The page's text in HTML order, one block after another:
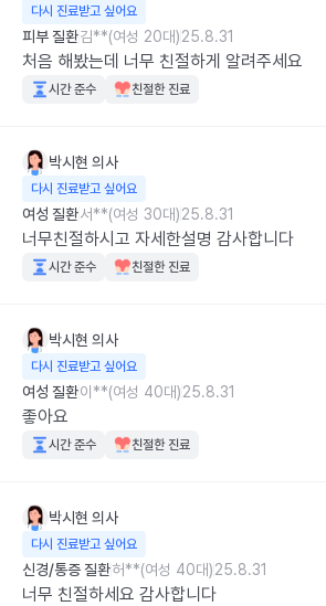
다시 진료받고 싶어요
피부 질환김**(여성 20대)25.8.31
처음 해봤는데 너무 친절하게 알려주세요
시간 준수 친절한 진료
박시현 의사
다시 진료받고 싶어요
여성 질환서**(여성 30대)25.8.31
너무친절하시고 자세한설명 감사합니다
시간 준수 친절한 진료
박시현 의사
다시 진료받고 싶어요
여성 질환이**(여성 40대)25.8.31
좋아요
시간 준수 친절한 진료
박시현 의사
다시 진료받고 싶어요
신경/통증 질환허**(여성 40대)25.8.31
너무 친절하세요 감사합니다